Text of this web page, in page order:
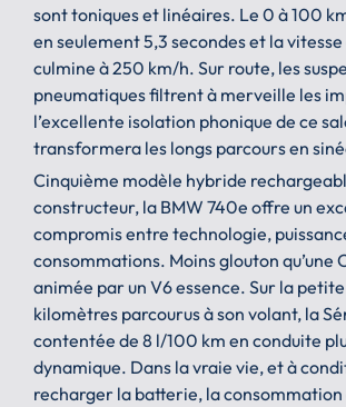
sont toniques et linéaires. Le 0 à 100
en seulement 5,3 secondes et la
culmine à 250 km/h. Sur route, les
pneumatiques filtrent à merveille les
l’excellente isolation phonique de ce
transformera les longs parcours en
Cinquième modèle hybride
constructeur, la BMW 740e offre un
compromis entre technologie,
consommations. Moins glouton qu’une
animée par un V6 essence. Sur la
kilomètres parcourus à son volant, la
contentée de 8 l/100 km en conduite
dynamique. Dans la vraie vie, et à
recharger la batterie, la